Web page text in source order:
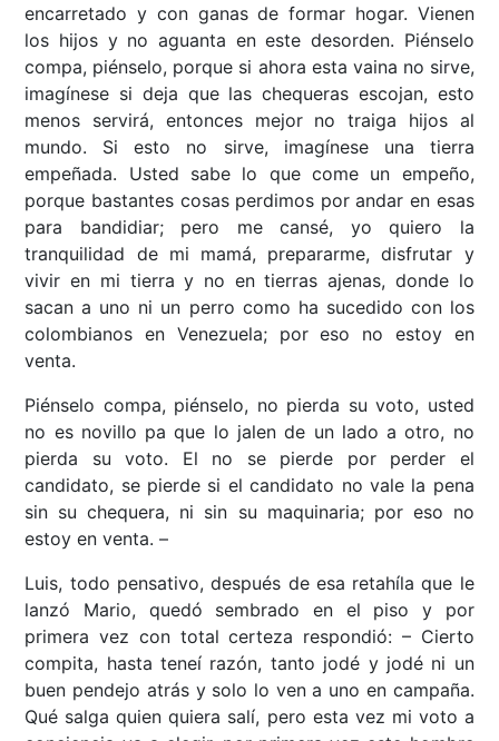
encarretado y con ganas de formar hogar. Vienen
los hijos y no aguanta en este desorden. Piénselo
compa, piénselo, porque si ahora esta vaina no sirve,
imagínese si deja que las chequeras escojan, esto
menos servirá, entonces mejor no traiga hijos al
mundo. Si esto no sirve, imagínese una tierra
empeñada. Usted sabe lo que come un empeño,
porque bastantes cosas perdimos por andar en esas
para bandidiar; pero me cansé, yo quiero la
tranquilidad de mi mamá, prepararme, disfrutar y
vivir en mi tierra y no en tierras ajenas, donde lo
sacan a uno ni un perro como ha sucedido con los
colombianos en Venezuela; por eso no estoy en
venta.
Piénselo compa, piénselo, no pierda su voto, usted
no es novillo pa que lo jalen de un lado a otro, no
pierda su voto. El no se pierde por perder el
candidato, se pierde si el candidato no vale la pena
sin su chequera, ni sin su maquinaria; por eso no
estoy en venta. –
Luis, todo pensativo, después de esa retahíla que le
lanzó Mario, quedó sembrado en el piso y por
primera vez con total certeza respondió: – Cierto
compita, hasta teneí razón, tanto jodé y jodé ni un
buen pendejo atrás y solo lo ven a uno en campaña.
Qué salga quien quiera salí, pero esta vez mi voto a